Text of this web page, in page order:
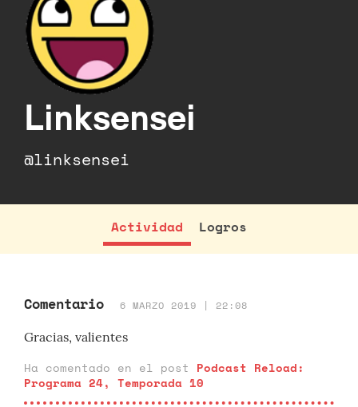
Linksensei
@linksensei
Actividad Logros
Comentario 6 MARZO 2019 | 22:08
Gracias, valientes
Ha comentado en el post Podcast Reload:
Programa 24, Temporada 10